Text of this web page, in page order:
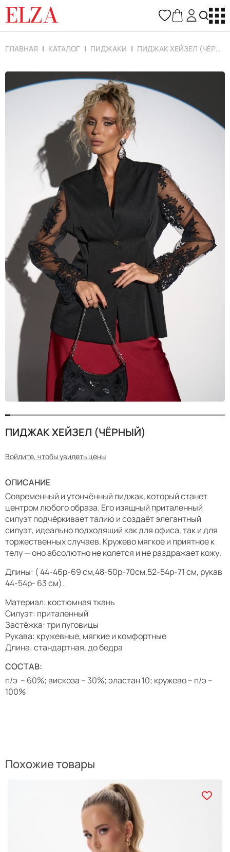
ELZA
ГЛАВНАЯ КАТАЛОГ ПИДЖАКИ ПИДЖАК ХЕЙЗЕЛ (ЧЁРНЫЙ)
< >
ПИДЖАК ХЕЙЗЕЛ (ЧЁРНЫЙ)
Войдите, чтобы увидеть цены
ОПИСАНИЕ
Современный и утончённый пиджак, который станет
центром любого образа. Его изящный приталенный
силуэт подчёркивает талию и создаёт элегантный
силуэт, идеально подходящий как для офиса, так и для
торжественных случаев. Кружево мягкое и приятное к
телу — оно абсолютно не колется и не раздражает кожу.
Длины: ( 44-46р-69 см,48-50р-70см,52-54р-71 см, рукав
44-54р- 63 см).
Материал: костюмная ткань
Силуэт: приталенный
Застёжка: три пуговицы
Рукава: кружевные, мягкие и комфортные
Длина: стандартная, до бедра
СОСТАВ:
п/э – 60%; вискоза – 30%; эластан 10; кружево – п/э –
100%
Похожие товары